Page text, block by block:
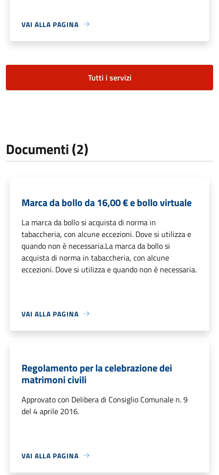
VAI ALLA PAGINA
Tutti i servizi
Documenti (2)
Marca da bollo da 16,00 € e bollo virtuale
La marca da bollo si acquista di norma in
tabaccheria, con alcune eccezioni. Dove si utilizza e
quando non è necessaria.La marca da bollo si
acquista di norma in tabaccheria, con alcune
eccezioni. Dove si utilizza e quando non è necessaria.
VAI ALLA PAGINA
Regolamento per la celebrazione dei
matrimoni civili
Approvato con Delibera di Consiglio Comunale n. 9
del 4 aprile 2016.
VAI ALLA PAGINA